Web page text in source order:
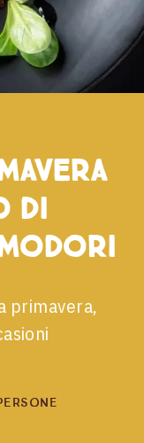
di
primavera,